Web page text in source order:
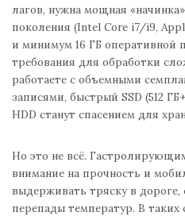
лагов, нужна мощная
поколения (Intel Core i7/i9,
и минимум 16 ГБ оперативной
требования для обработки
работаете с объемными
записями, быстрый SSD (512
HDD станут спасением для
Но это не всё.
внимание на прочность и
выдерживать тряску в дороге,
перепады температур. В таких